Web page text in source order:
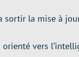
sortir la mise à
vers